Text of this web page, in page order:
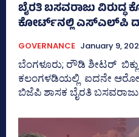
ಬೈರತಿ ಬಸವರಾಜು ವಿರುದ್ಧ
ಕೋರ್ಟ್‌ನಲ್ಲಿ ಎಸ್‌ಎಲ್‌ಪಿ
GOVERNANCE January 9,
ಬೆಂಗಳೂರು; ರೌಡಿ ಶೀಟರ್ ಬಿಕ್ಲು
ಕಲಂಗಳಡಿಯಲ್ಲಿ ಐದನೇ
ಬಿಜೆಪಿ ಶಾಸಕ ಬೈರತಿ